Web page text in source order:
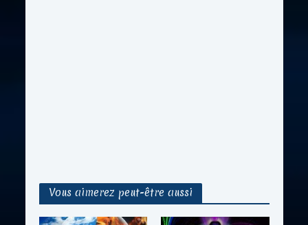
Vous aimerez peut-être aussi